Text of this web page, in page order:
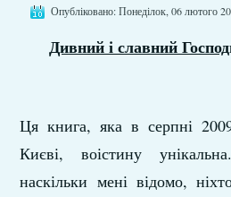
Опубліковано: Понеділок, 06 лютого
Дивний і славний
Ця книга, яка в серпні
Києві, воістину
наскільки мені відомо,